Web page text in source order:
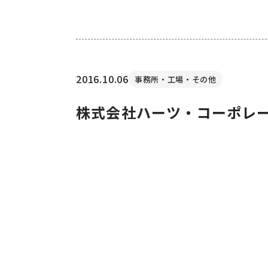
2016.10.06 事務所・工場・その他
株式会社ハーツ・コーポレ